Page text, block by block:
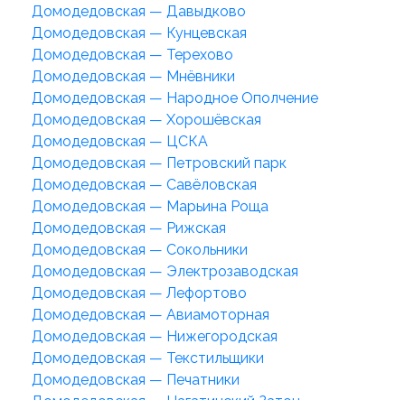
Домодедовская — Давыдково
Домодедовская — Кунцевская
Домодедовская — Терехово
Домодедовская — Мнёвники
Домодедовская — Народное Ополчение
Домодедовская — Хорошёвская
Домодедовская — ЦСКА
Домодедовская — Петровский парк
Домодедовская — Савёловская
Домодедовская — Марьина Роща
Домодедовская — Рижская
Домодедовская — Сокольники
Домодедовская — Электрозаводская
Домодедовская — Лефортово
Домодедовская — Авиамоторная
Домодедовская — Нижегородская
Домодедовская — Текстильщики
Домодедовская — Печатники